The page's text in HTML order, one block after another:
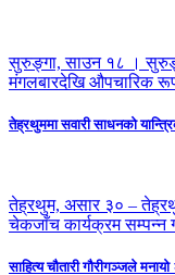
सुरुङ्गा, साउन १८ ।
मंगलबारदेखि औपचारिक
तेह्रथुममा सवारी साधनको
तेह्रथुम, असार ३० –
चेकजाँच कार्यक्रम सम्पन्न
साहित्य चौतारी गौरीगञ्जले